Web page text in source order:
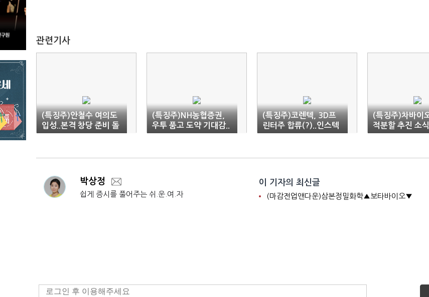
관련기사
(특징주)안철수 여의도
입성..본격 창당 준비 돌
입에 관련주↑
(특징주)NH농협증권,
우투 품고 도약 기대감..
급등
(특징주)코렌텍, 3D프
린터주 합류(?)..인스텍
인수설에 '들썩'
(특징주)차바이
적분할 추진 소
세
박상정
쉽게 증시를 풀어주는 쉬.운.여.자
이 기자의 최신글
(마감전업앤다운)삼본정밀화학▲보타바이오▼